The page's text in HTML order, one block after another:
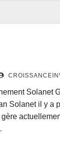
Solanet
Solanet il y a